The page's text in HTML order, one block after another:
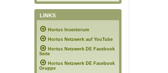
LINKS
Hortus Insectorum
Hortus Netzwerk auf YouTube
Hortus Netzwerk DE Facebook
Seite
Hortus Netzwerk DE Facebook
Gruppe